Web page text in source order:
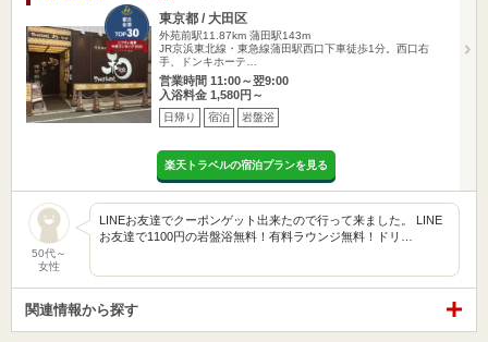
東京都 / 大田区
外苑前駅11.87km 蒲田駅143m
JR京浜東北線・東急線蒲田駅西口下車徒歩1分。西口右
手、ドンキホーテ…
営業時間 11:00～翌9:00
入浴料金 1,580円～
日帰り 宿泊 岩盤浴
楽天トラベルの宿泊プランを見る
50代～
女性
LINEお友達でクーポンゲット出来たので行って来ました。 LINE
お友達で1100円の岩盤浴無料！有料ラウンジ無料！ドリ…
関連情報から探す